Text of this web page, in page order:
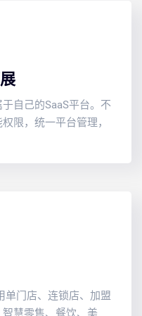
自己的SaaS平台。不
限，统一平台管理，
单门店、连锁店、加盟
慧零售、餐饮、美